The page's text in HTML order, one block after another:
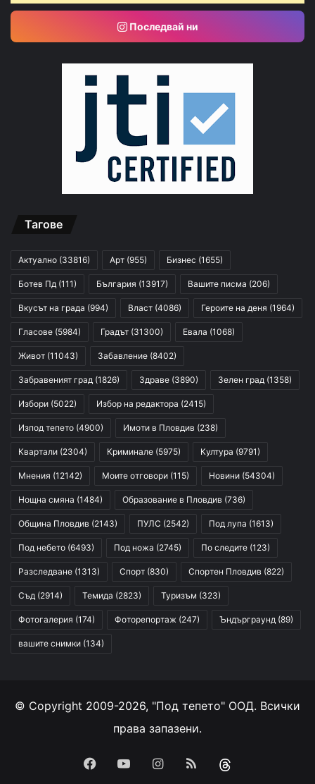
Последвай ни
Тагове
Актуално (33816) Арт (955) Бизнес (1655)
Ботев Пд (111) България (13917) Вашите писма (206)
Вкусът на града (994) Власт (4086) Героите на деня (1964)
Гласове (5984) Градът (31300) Евала (1068)
Живот (11043) Забавление (8402)
Забравеният град (1826) Здраве (3890) Зелен град (1358)
Избори (5022) Избор на редактора (2415)
Изпод тепето (4900) Имоти в Пловдив (238)
Квартали (2304) Криминале (5975) Култура (9791)
Мнения (12142) Моите отговори (115) Новини (54304)
Нощна смяна (1484) Образование в Пловдив (736)
Община Пловдив (2143) ПУЛС (2542) Под лупа (1613)
Под небето (6493) Под ножа (2745) По следите (123)
Разследване (1313) Спорт (830) Спортен Пловдив (822)
Съд (2914) Темида (2823) Туризъм (323)
Фотогалерия (174) Фоторепортаж (247) Ъндърграунд (89)
вашите снимки (134)
© Copyright 2009-2026, "Под тепето" ООД. Всички
права запазени.
Facebook
YouTubeInstagram
RSS